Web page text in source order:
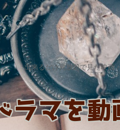
出来るだけ見放題で見た映画